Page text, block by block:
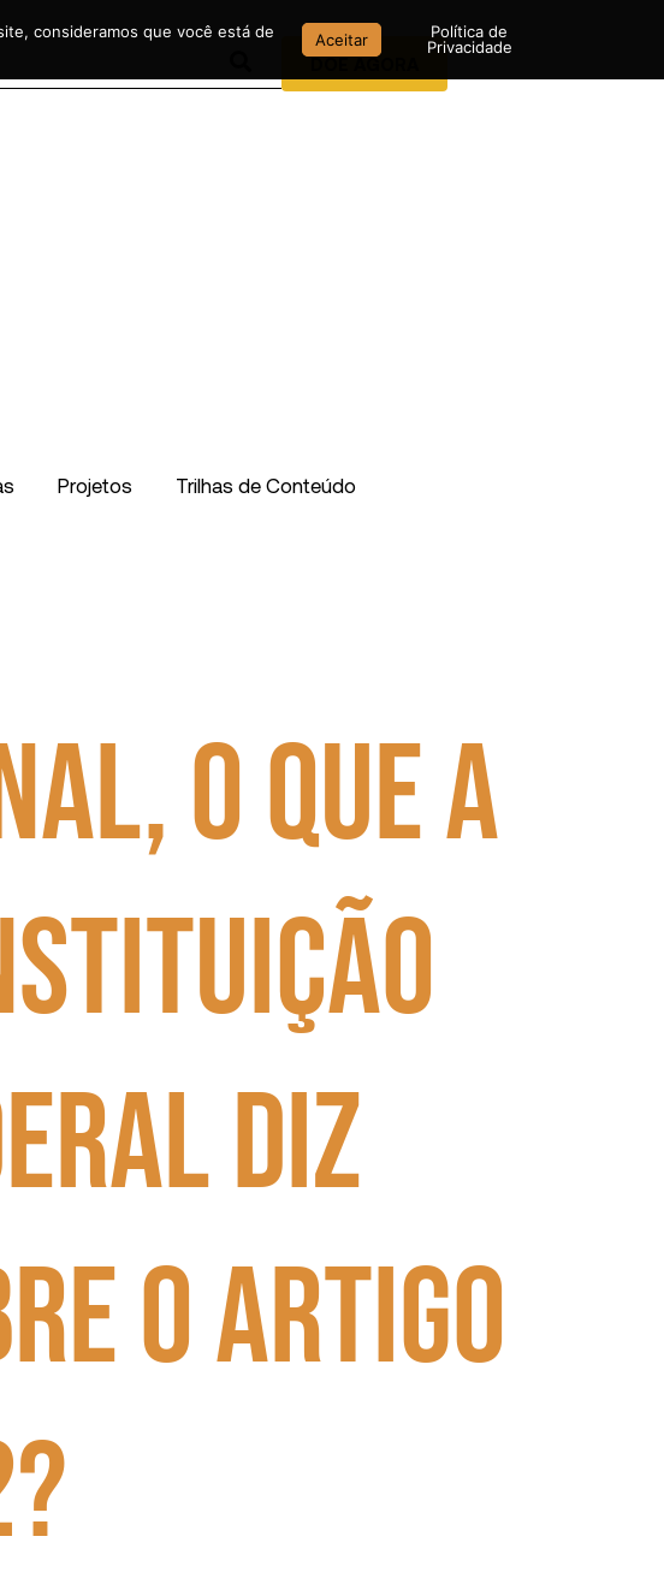
DOE AGORA
Projetos Trilhas de Conteúdo
o que a
diz
o artigo
consideramos que você está de
Aceitar
Política de
Privacidade